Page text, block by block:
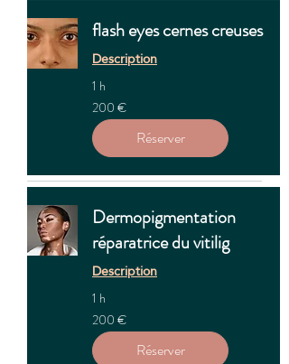
flash eyes cernes creuses
Description
1 h
200
euros
200 €
Réserver
Dermopigmentation
réparatrice du vitilig
Description
1 h
200
euros
200 €
Réserver